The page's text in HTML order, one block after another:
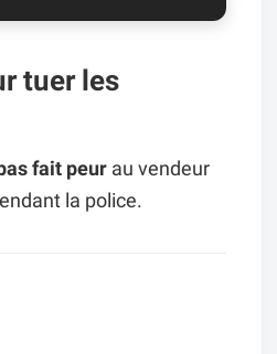
tuer les
fait peur au vendeur
la police.